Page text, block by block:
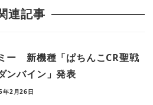
連記事
ー 新機種「ぱちんこCR聖戦
ンバイン」発表
年2月26日